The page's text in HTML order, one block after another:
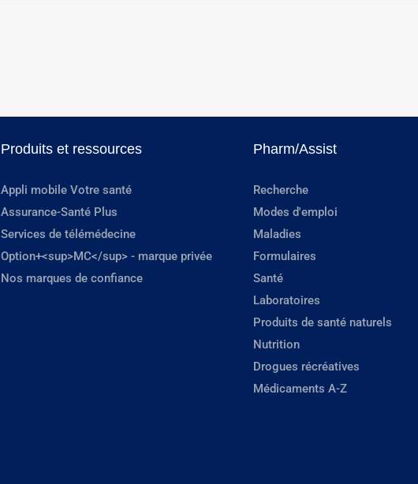
Produits et ressources
Appli mobile Votre santé
Assurance-Santé Plus
Services de télémédecine
Option+<sup>MC</sup> - marque privée
Nos marques de confiance
Pharm/Assist
Recherche
Modes d'emploi
Maladies
Formulaires
Santé
Laboratoires
Produits de santé naturels
Nutrition
Drogues récréatives
Médicaments A-Z